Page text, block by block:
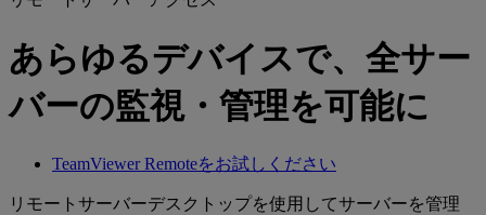
あらゆるデバイスで、全サー
バーの監視・管理を可能に
TeamViewer Remoteをお試しください
リモートサーバーデスクトップを使用してサーバーを管理